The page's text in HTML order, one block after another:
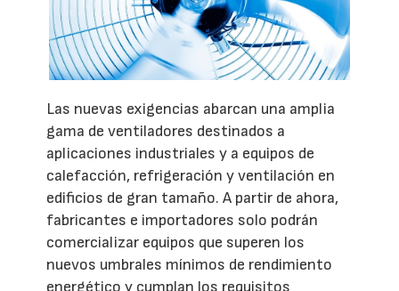
Las nuevas exigencias abarcan una amplia
gama de ventiladores destinados a
aplicaciones industriales y a equipos de
calefacción, refrigeración y ventilación en
edificios de gran tamaño. A partir de ahora,
fabricantes e importadores solo podrán
comercializar equipos que superen los
nuevos umbrales mínimos de rendimiento
energético y cumplan los requisitos